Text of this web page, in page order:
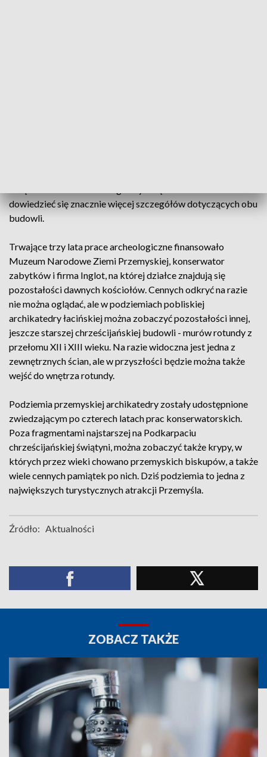
dowiedzieć się znacznie więcej szczegółów dotyczących obu
budowli.
Trwające trzy lata prace archeologiczne finansowało
Muzeum Narodowe Ziemi Przemyskiej, konserwator
zabytków i firma Inglot, na której działce znajdują się
pozostałości dawnych kościołów. Cennych odkryć na razie
nie można oglądać, ale w podziemiach pobliskiej
archikatedry łacińskiej można zobaczyć pozostałości innej,
jeszcze starszej chrześcijańskiej budowli - murów rotundy z
przełomu XII i XIII wieku. Na razie widoczna jest jedna z
zewnętrznych ścian, ale w przyszłości będzie można także
wejść do wnętrza rotundy.
Podziemia przemyskiej archikatedry zostały udostępnione
zwiedzającym po czterech latach prac konserwatorskich.
Poza fragmentami najstarszej na Podkarpaciu
chrześcijańskiej świątyni, można zobaczyć także krypy, w
których przez wieki chowano przemyskich biskupów, a także
wiele cennych pamiątek po nich. Dziś podziemia to jedna z
największych turystycznych atrakcji Przemyśla.
Źródło: Aktualności
ZOBACZ TAKŻE